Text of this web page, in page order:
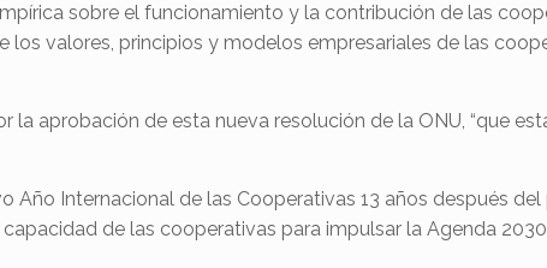
sobre el funcionamiento y la contribución de las
valores, principios y modelos empresariales de las
la aprobación de esta nueva resolución de la ONU, “que
Año Internacional de las Cooperativas 13 años después
de las cooperativas para impulsar la Agenda